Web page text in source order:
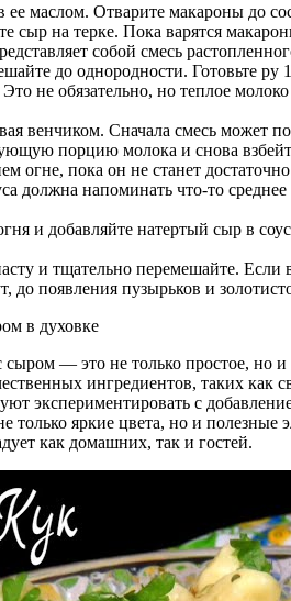
ее маслом. Отварите макароны до
на терке. Пока варятся
собой смесь
до однородности. Готовьте ру
не обязательно, но теплое
венчиком. Сначала смесь может
порцию молока и снова
огне, пока он не станет
должна напоминать что-то
и добавляйте натертый сыр в
и тщательно перемешайте.
до появления пузырьков и
— это не только простое, но
ингредиентов, таких
экспериментировать с
яркие цвета, но и
как домашних, так и гостей.